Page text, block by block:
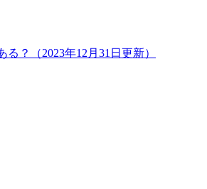
？（2023年12月31日更新）